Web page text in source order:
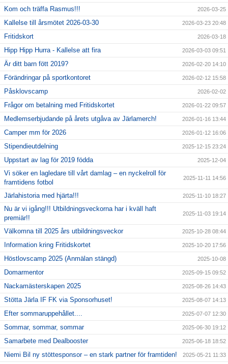
Kom och träffa Rasmus!!! 2026-03-25
Kallelse till årsmötet 2026-03-30 2026-03-23 20:48
Fritidskort 2026-03-18
Hipp Hipp Hurra - Kallelse att fira 2026-03-03 09:51
Är ditt barn fött 2019? 2026-02-20 14:10
Förändringar på sportkontoret 2026-02-12 15:58
Påsklovscamp 2026-02-02
Frågor om betalning med Fritidskortet 2026-01-22 09:57
Medlemserbjudande på årets utgåva av Järlamerch! 2026-01-16 13:44
Camper mm för 2026 2026-01-12 16:06
Stipendieutdelning 2025-12-15 23:24
Uppstart av lag för 2019 födda 2025-12-04
Vi söker en lagledare till vårt damlag – en nyckelroll för
framtidens fotbol
2025-11-11 14:56
Järlahistoria med hjärta!!! 2025-11-10 18:27
Nu är vi igång!!! Utbildningsveckorna har i kväll haft
premiär!!
2025-11-03 19:14
Välkomna till 2025 års utbildningsveckor 2025-10-28 08:44
Information kring Fritidskortet 2025-10-20 17:56
Höstlovscamp 2025 (Anmälan stängd) 2025-10-08
Domarmentor 2025-09-15 09:52
Nackamästerskapen 2025 2025-08-26 14:43
Stötta Järla IF FK via Sponsorhuset! 2025-08-07 14:13
Efter sommaruppehållet.... 2025-07-07 12:30
Sommar, sommar, sommar 2025-06-30 19:12
Samarbete med Dealbooster 2025-06-18 18:52
Niemi Bil ny stöttesponsor – en stark partner för framtiden! 2025-05-21 11:33